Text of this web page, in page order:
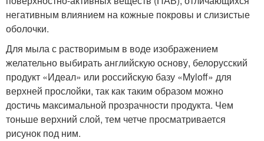
негативным влиянием на кожные покровы и слизистые
оболочки.
Для мыла с растворимым в воде изображением
желательно выбирать английскую основу, белорусский
продукт «Идеал» или российскую базу «Myloff» для
верхней прослойки, так как таким образом можно
достичь максимальной прозрачности продукта. Чем
тоньше верхний слой, тем четче просматривается
рисунок под ним.